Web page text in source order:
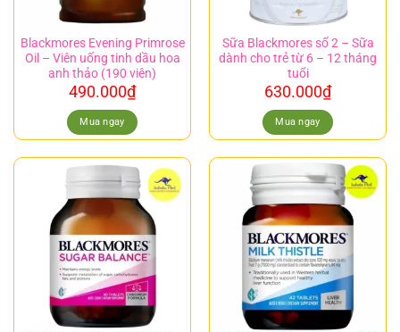
Blackmores Evening Primrose
Oil – Viên uống tinh dầu hoa
anh thảo (190 viên)
490.000₫
Mua ngay
Sữa Blackmores số 2 – Sữa
dành cho trẻ từ 6 – 12 tháng
tuổi
630.000₫
Mua ngay